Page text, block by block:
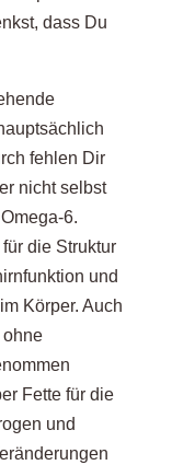
dass Du
fehlen Dir
nicht selbst
6.
die Struktur
und
Körper. Auch
ohne
Fette für die
und